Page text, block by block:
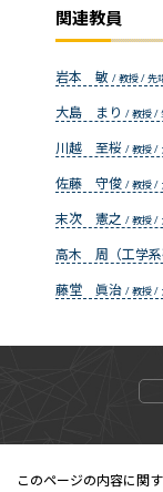
関連教員
岩本 敏 / 教授 / 先
大島 まり / 教授 /
川越 至桜 / 教授 /
佐藤 守俊 / 教授 /
末次 憲之 / 教授 /
高木 周（工学系
藤堂 眞治 / 教授 /
このページの内容に関